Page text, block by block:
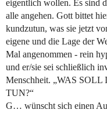
eigentlich wollen. Es sind
alle angehen. Gott bittet
kundzutun, was sie jetzt
eigene und die Lage der
Mal angenommen - rein
und er/sie sei schließlich
Menschheit. „WAS
TUN?“
G… wünscht sich einen